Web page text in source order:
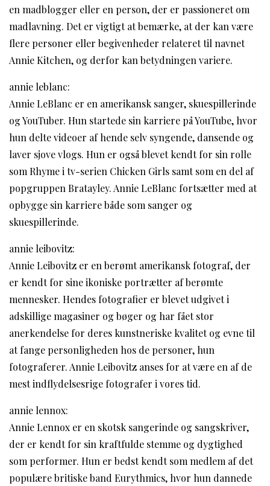
en madblogger eller en person, der er passioneret om
madlavning. Det er vigtigt at bemærke, at der kan være
flere personer eller begivenheder relateret til navnet
Annie Kitchen, og derfor kan betydningen variere.
annie leblanc:
Annie LeBlanc er en amerikansk sanger, skuespillerinde
og YouTuber. Hun startede sin karriere på YouTube, hvor
hun delte videoer af hende selv syngende, dansende og
laver sjove vlogs. Hun er også blevet kendt for sin rolle
som Rhyme i tv-serien Chicken Girls samt som en del af
popgruppen Bratayley. Annie LeBlanc fortsætter med at
opbygge sin karriere både som sanger og
skuespillerinde.
annie leibovitz:
Annie Leibovitz er en berømt amerikansk fotograf, der
er kendt for sine ikoniske portrætter af berømte
mennesker. Hendes fotografier er blevet udgivet i
adskillige magasiner og bøger og har fået stor
anerkendelse for deres kunstneriske kvalitet og evne til
at fange personligheden hos de personer, hun
fotograferer. Annie Leibovitz anses for at være en af de
mest indflydelsesrige fotografer i vores tid.
annie lennox:
Annie Lennox er en skotsk sangerinde og sangskriver,
der er kendt for sin kraftfulde stemme og dygtighed
som performer. Hun er bedst kendt som medlem af det
populære britiske band Eurythmics, hvor hun dannede